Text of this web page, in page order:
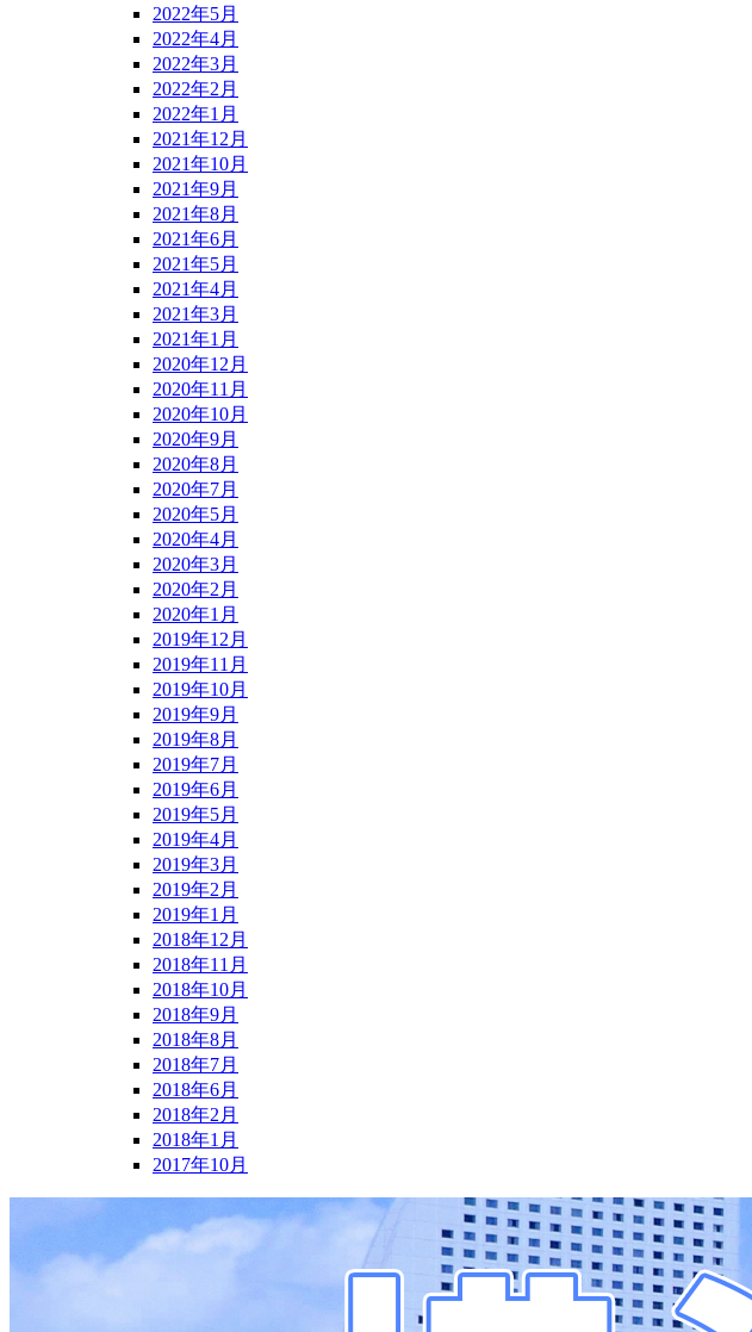
2022年5月
2022年4月
2022年3月
2022年2月
2022年1月
2021年12月
2021年10月
2021年9月
2021年8月
2021年6月
2021年5月
2021年4月
2021年3月
2021年1月
2020年12月
2020年11月
2020年10月
2020年9月
2020年8月
2020年7月
2020年5月
2020年4月
2020年3月
2020年2月
2020年1月
2019年12月
2019年11月
2019年10月
2019年9月
2019年8月
2019年7月
2019年6月
2019年5月
2019年4月
2019年3月
2019年2月
2019年1月
2018年12月
2018年11月
2018年10月
2018年9月
2018年8月
2018年7月
2018年6月
2018年2月
2018年1月
2017年10月